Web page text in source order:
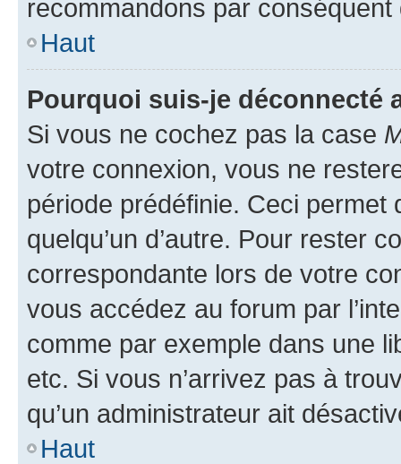
recommandons par conséquent
Haut
Pourquoi suis-je déconnecté
Si vous ne cochez pas la case
votre connexion, vous ne
période prédéfinie. Ceci permet
quelqu’un d’autre. Pour rester
correspondante lors de votre
vous accédez au forum par
comme par exemple dans une
etc. Si vous n’arrivez pas à
qu’un administrateur ait
Haut